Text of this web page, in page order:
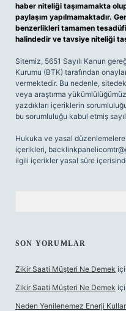
haber niteliği taşımamakta
paylaşım yapılmamaktadır.
benzerlikleri tamamen
halindedir ve tavsiye niteliği
Sitemiz, 5651 Sayılı Kanun
Kurumu (BTK) tarafından
vermektedir. Bu nedenle,
veya araştırma
yazdıkları içeriklerin
bu sorumluluğu kabul etmiş
Hukuka ve yasal
içerikleri,
ilgili içerikler yasal süre
SON YORUMLAR
Zikir Saati Müşteri Ne Demek
Zikir Saati Müşteri Ne Demek
Neden Yenilenemez Enerji